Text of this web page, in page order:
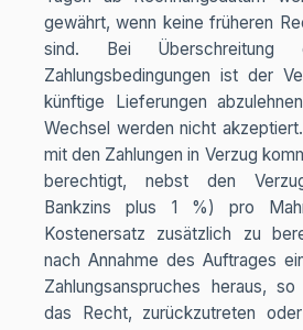
gewährt, wenn keine früheren
sind. Bei Überschreitung
Zahlungsbedingungen ist der
künftige Lieferungen
Wechsel werden nicht
mit den Zahlungen in Verzug
berechtigt, nebst den
Bankzins plus 1 %) pro
Kostenersatz zusätzlich zu
nach Annahme des Auftrages
Zahlungsanspruches heraus,
das Recht, zurückzutreten